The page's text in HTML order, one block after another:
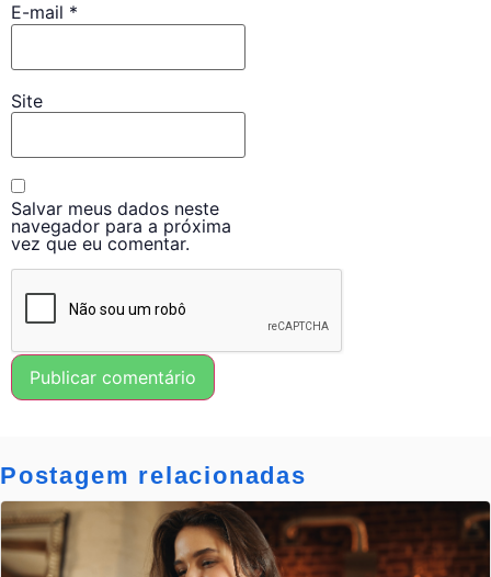
E-mail *
Site
Salvar meus dados neste
navegador para a próxima
vez que eu comentar.
Postagem relacionadas